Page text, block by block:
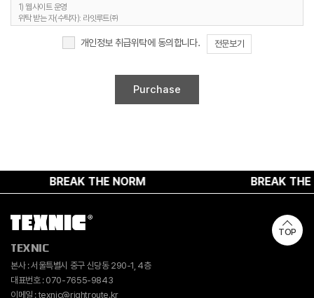
3. 개인정보 보유기간
정보주체 개인정보는 원칙적으로 개인정보의 수집 및 이용목적이 달성되면 지체 없이
파기합니다. 단, 다음의 정보에 대해서는 아래의 이유로 명시한 기간 동안 보존합니다.
1) 문의사항 등록 시 수집항목
보유 이유 : 사용자 식별, 사용자 문의 대응, 민원처리, 공지사항 전달
2) 웹사이트 이용과정에서 자동 생성되어 수집되는 항목
보유 이유 : 접속빈도 파악 및 서비스 이용 통계 수집
1) 웹사이트 운영
위탁 받는 자(수탁자): 라잇루트㈜
개인정보 보유 및 이용기간 : 명시된 보유기간 및 이유 종료 시까지
정보주체는 위와 같은 개인정보의 취급위탁을 거부할 수 있습니다. 다만 이러한 개인정보의
취급위탁에 동의하지 않을 경우에는 회원가입 및 진행업무와 관련한 정상적인 서비스 제공이
개인정보 취급위탁에 동의합니다. 전문보기
BREAK THE NORM BREAK THE
TEXNIC
본사 : 서울특별시 중구 신당동 290-1, 4층
대표번호 : 070-7655-9843
이메일 : texnic@rightroute.kr
TOP